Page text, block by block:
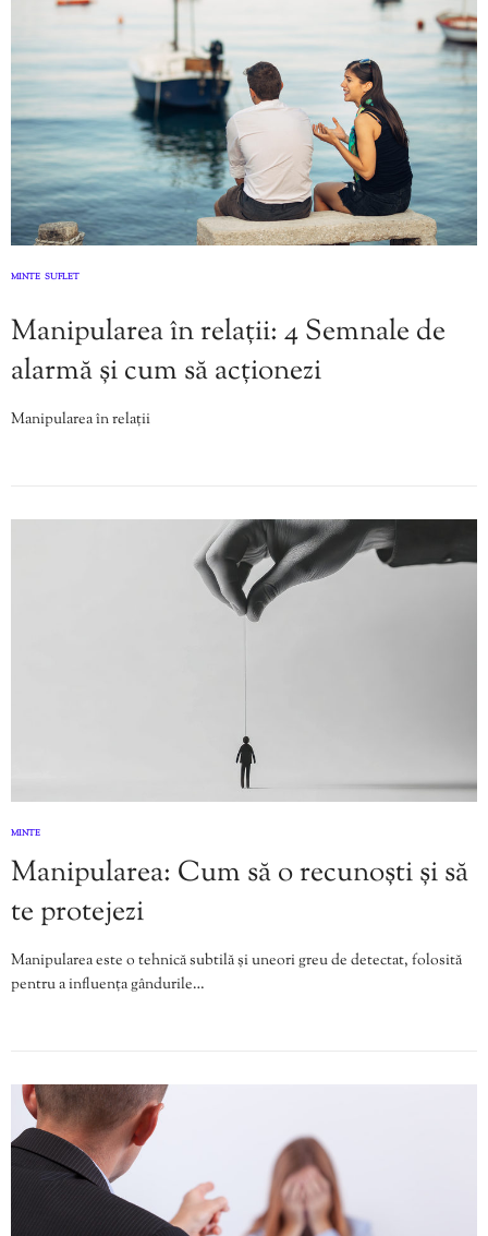
MINTE SUFLET
Manipularea în relații: 4 Semnale de
alarmă și cum să acționezi
Manipularea în relații
MINTE
Manipularea: Cum să o recunoști și să
te protejezi
Manipularea este o tehnică subtilă și uneori greu de detectat, folosită
pentru a influența gândurile…